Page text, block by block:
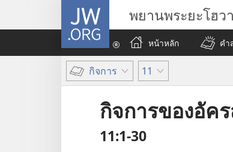
JW.ORG พยานพระยะโฮวา
หน้าหลัก
คำ
กิจการ 11
กิจการของอัค
11:1-30